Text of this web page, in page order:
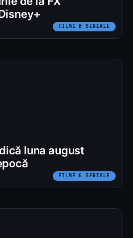
FILME & SERIALE
luna august
FILME & SERIALE